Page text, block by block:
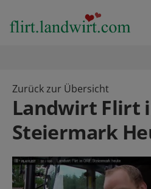
Zurück zur Übersicht
Landwirt Flirt
Steiermark